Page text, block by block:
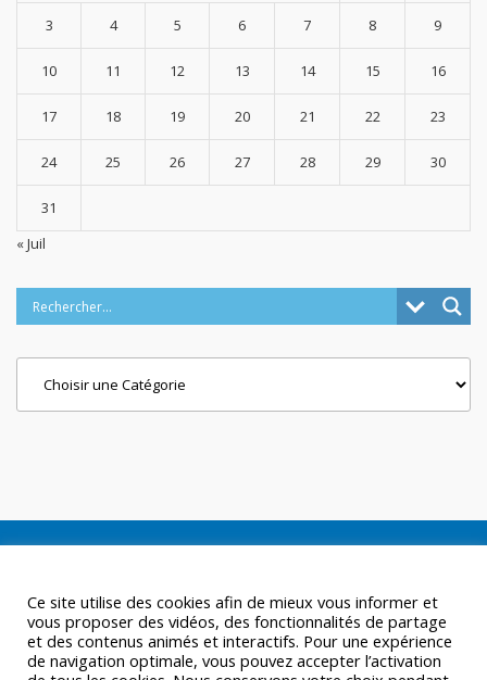
3 4 5 6 7 8 9
10 11 12 13 14 15 16
17 18 19 20 21 22 23
24 25 26 27 28 29 30
31
« Juil
Ce site utilise des cookies afin de mieux vous informer et
vous proposer des vidéos, des fonctionnalités de partage
et des contenus animés et interactifs. Pour une expérience
de navigation optimale, vous pouvez accepter l’activation